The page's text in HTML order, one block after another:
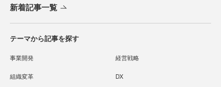
新着記事一覧
テーマから記事を探す
事業開発 経営戦略
組織変革 DX